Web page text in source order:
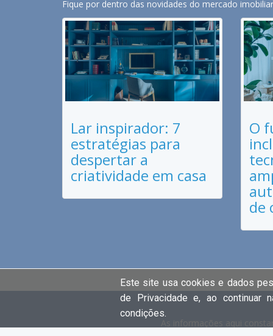
Fique por dentro das novidades do mercado
Lar inspirador: 7
estratégias para
despertar a
criatividade em casa
O
de
Este site usa cookies e dados
de Privacidade e, ao continuar
condições.